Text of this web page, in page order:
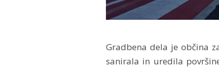
Gradbena dela je občina
sanirala in uredila